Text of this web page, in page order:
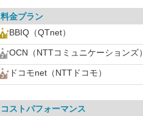
料金プラン
BBIQ（QTnet）
OCN（NTTコミュニケーションズ）
ドコモnet（NTTドコモ）
コストパフォーマンス